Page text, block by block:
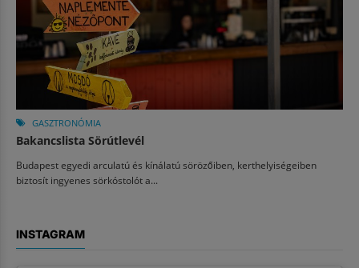
GASZTRONÓMIA
Bakancslista Sörútlevél
Budapest egyedi arculatú és kínálatú sörözőiben, kerthelyiségeiben
biztosít ingyenes sörkóstolót a...
INSTAGRAM